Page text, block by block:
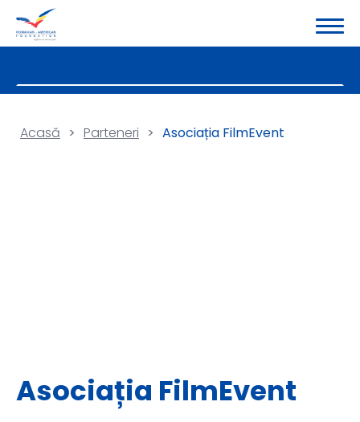
Acasă > Parteneri > Asociația FilmEvent
Asociația FilmEvent